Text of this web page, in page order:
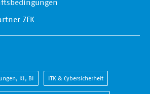
ZFK
KI, BI ITK & Cybersicherheit